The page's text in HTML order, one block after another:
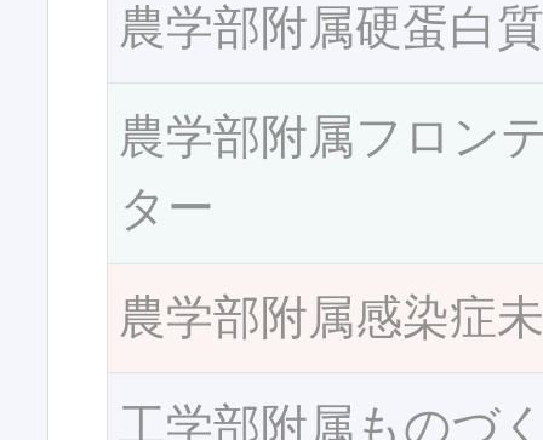
農学部附属硬蛋白
農学部附属フロン
ター
農学部附属感染症
工学部附属ものづ